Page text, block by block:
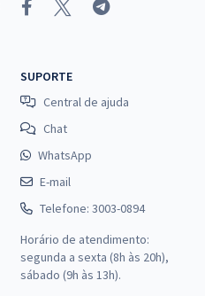
SUPORTE
Central de ajuda
Chat
WhatsApp
E-mail
Telefone: 3003-0894
Horário de atendimento:
segunda a sexta (8h às 20h),
sábado (9h às 13h).